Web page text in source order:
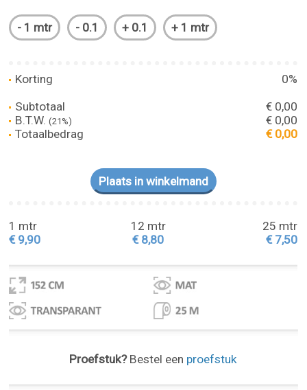
Korting
0%
Subtotaal
€ 0,00
B.T.W.(21%)
€ 0,00
Totaalbedrag
€ 0,00
1 mtr
€ 9,90
12 mtr
€ 8,80
25 mtr
€ 7,50
Proefstuk?Bestel een proefstuk